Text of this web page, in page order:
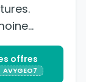
offres
AVYGEO7